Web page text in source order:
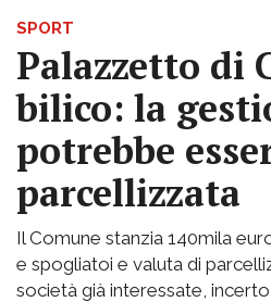
SPORT
Palazzetto di
bilico: la
potrebbe
parcellizzata
Il Comune stanzia 140mila
e spogliatoi e valuta di
società già interessate,